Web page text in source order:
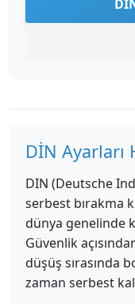
DİN Ayarları
DIN (Deutsche
serbest bırakma
dünya genelinde
Güvenlik
düşüş sırasında
zaman serbest